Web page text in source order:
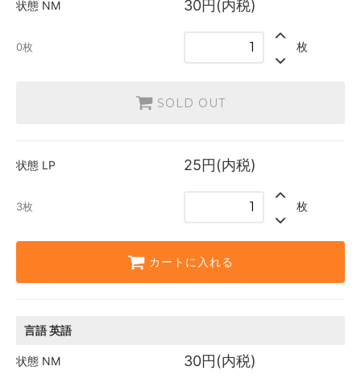
30円(内税)
状態 NM 30円(内税)
0枚 枚
SOLD OUT
状態 LP 25円(内税)
3枚 枚
カートに入れる
言語英語
状態 NM 30円(内税)